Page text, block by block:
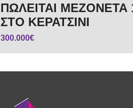
ΠΩΛΕΙΤΑΙ ΜΕΖΟΝΕΤΑ
ΣΤΟ ΚΕΡΑΤΣΙΝΙ
300.000€